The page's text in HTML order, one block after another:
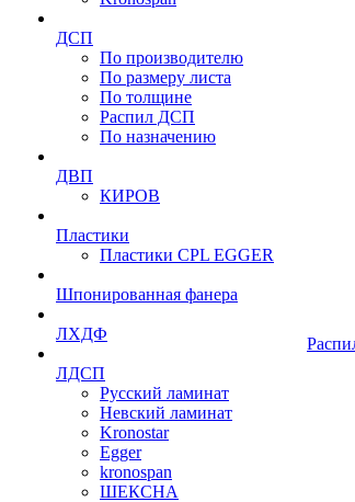
ДСП
По производителю
По размеру листа
По толщине
Распил ДСП
По назначению
ДВП
КИРОВ
Пластики
Пластики CPL EGGER
Шпонированная фанера
ЛХДФ
ЛДСП
Русский ламинат
Невский ламинат
Kronostar
Egger
kronospan
ШЕКСНА